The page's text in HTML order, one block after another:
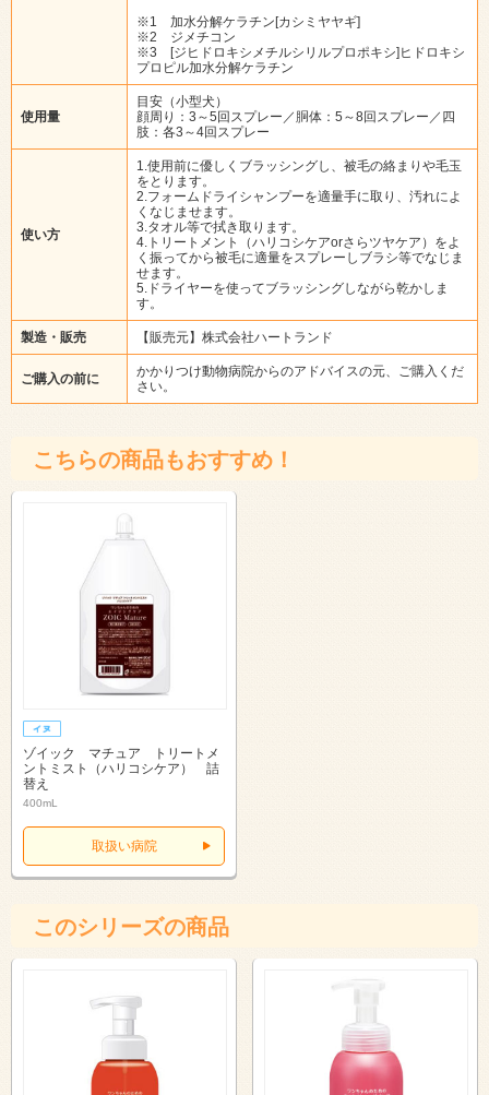
※1 加水分解ケラチン[カシミヤヤギ]
※2 ジメチコン
※3 [ジヒドロキシメチルシリルプロポキシ]ヒドロキシ
プロピル加水分解ケラチン
使用量
目安（小型犬）
顔周り：3～5回スプレー／胴体：5～8回スプレー／四
肢：各3～4回スプレー
使い方
1.使用前に優しくブラッシングし、被毛の絡まりや毛玉
をとります。
2.フォームドライシャンプーを適量手に取り、汚れによ
くなじませます。
3.タオル等で拭き取ります。
4.トリートメント（ハリコシケアorさらツヤケア）をよ
く振ってから被毛に適量をスプレーしブラシ等でなじま
せます。
5.ドライヤーを使ってブラッシングしながら乾かしま
す。
製造・販売 【販売元】株式会社ハートランド
ご購入の前に
かかりつけ動物病院からのアドバイスの元、ご購入くだ
さい。
こちらの商品もおすすめ！
ゾイック マチュア トリートメ
ントミスト（ハリコシケア） 詰
替え
400mL
取扱い病院
このシリーズの商品